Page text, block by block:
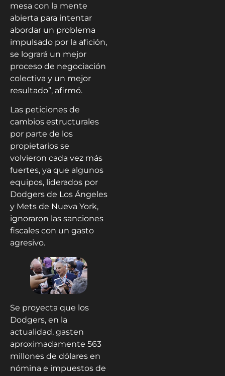
mesa con la mente
abierta para intentar
abordar un problema
impulsado por la afición,
se logrará un mejor
proceso de negociación
colectiva y un mejor
resultado”, afirmó.
Las peticiones de
cambios estructurales
por parte de los
propietarios se
volvieron cada vez más
fuertes, ya que algunos
equipos, liderados por
Dodgers de Los Ángeles
y Mets de Nueva York,
ignoraron las sanciones
fiscales con un gasto
agresivo.
Se proyecta que los
Dodgers, en la
actualidad, gasten
aproximadamente 563
millones de dólares en
nómina e impuestos de